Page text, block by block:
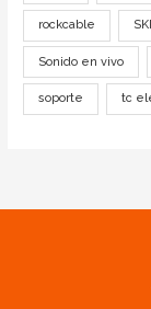
rockcable
Sonido en vivo
soporte tc